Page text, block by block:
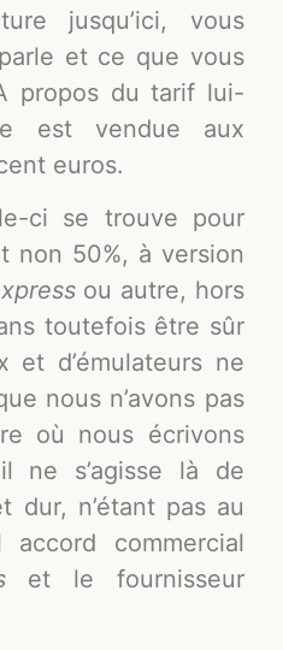
jusqu’ici, vous
et ce que vous
propos du tarif lui-
est vendue aux
euros.
ci se trouve pour
non 50%, à version
ou autre, hors
toutefois être sûr
d’émulateurs ne
nous n’avons pas
où nous écrivons
ne s’agisse là de
dur, n’étant pas au
commercial
et le fournisseur